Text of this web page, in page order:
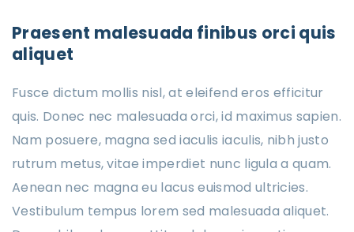
Praesent malesuada finibus orci quis
aliquet
Fusce dictum mollis nisl, at eleifend eros efficitur
quis. Donec nec malesuada orci, id maximus sapien.
Nam posuere, magna sed iaculis iaculis, nibh justo
rutrum metus, vitae imperdiet nunc ligula a quam.
Aenean nec magna eu lacus euismod ultricies.
Vestibulum tempus lorem sed malesuada aliquet.